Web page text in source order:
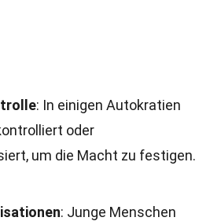
: In einigen Autokratien
oder
um die Macht zu festigen.
: Junge Menschen